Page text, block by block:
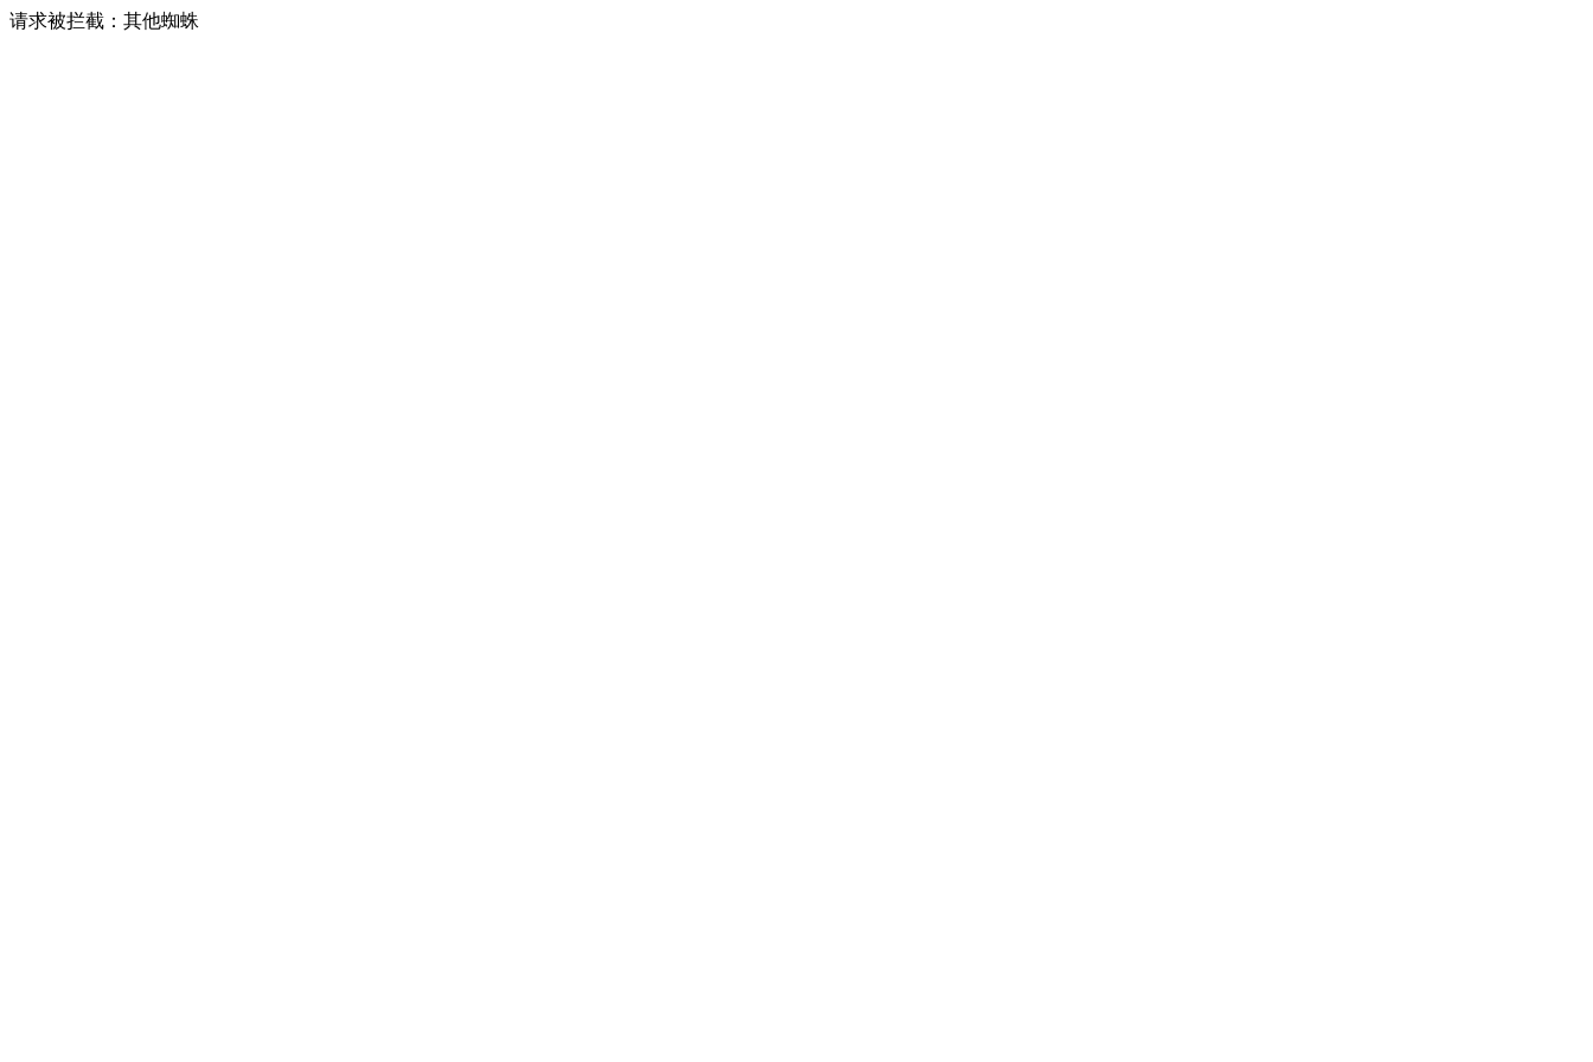
请求被拦截：其他蜘蛛